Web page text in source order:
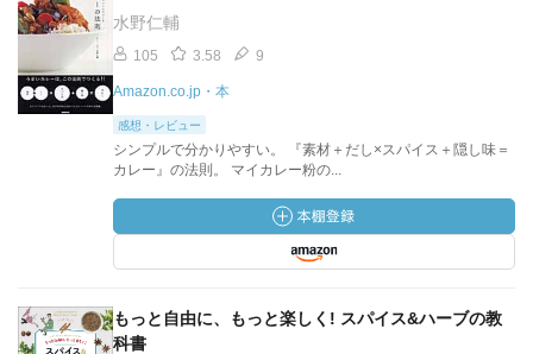
水野仁輔
105 3.58 9
Amazon.co.jp・本
感想・レビュー
シンプルで分かりやすい。 『素材＋だし×スパイス＋隠し味＝
カレー』の法則。 マイカレー粉の...
もっと自由に、もっと楽しく! スパイス&ハーブの教
科書